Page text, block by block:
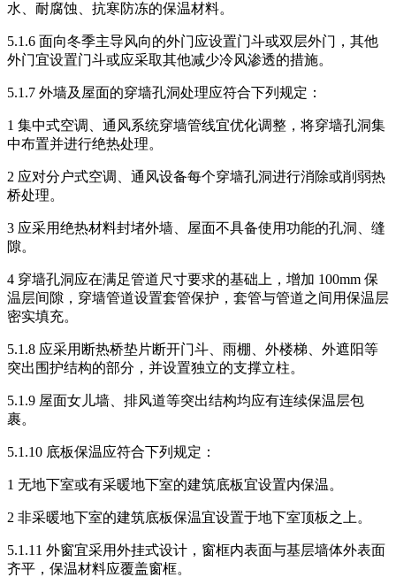
水、耐腐蚀、抗寒防冻的保温材料。
5.1.6 面向冬季主导风向的外门应设置门斗或双层外门，其他
外门宜设置门斗或应采取其他减少冷风渗透的措施。
5.1.7 外墙及屋面的穿墙孔洞处理应符合下列规定：
1 集中式空调、通风系统穿墙管线宜优化调整，将穿墙孔洞集
中布置并进行绝热处理。
2 应对分户式空调、通风设备每个穿墙孔洞进行消除或削弱热
桥处理。
3 应采用绝热材料封堵外墙、屋面不具备使用功能的孔洞、缝
隙。
4 穿墙孔洞应在满足管道尺寸要求的基础上，增加 100mm 保
温层间隙，穿墙管道设置套管保护，套管与管道之间用保温层
密实填充。
5.1.8 应采用断热桥垫片断开门斗、雨棚、外楼梯、外遮阳等
突出围护结构的部分，并设置独立的支撑立柱。
5.1.9 屋面女儿墙、排风道等突出结构均应有连续保温层包
裹。
5.1.10 底板保温应符合下列规定：
1 无地下室或有采暖地下室的建筑底板宜设置内保温。
2 非采暖地下室的建筑底板保温宜设置于地下室顶板之上。
5.1.11 外窗宜采用外挂式设计，窗框内表面与基层墙体外表面
齐平，保温材料应覆盖窗框。